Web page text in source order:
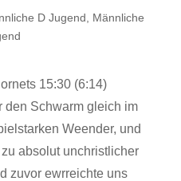
D Jugend
Männliche
15:30 (6:14)
den Schwarm gleich im
Weender, und
absolut unchristlicher
zuvor ewrreichte uns